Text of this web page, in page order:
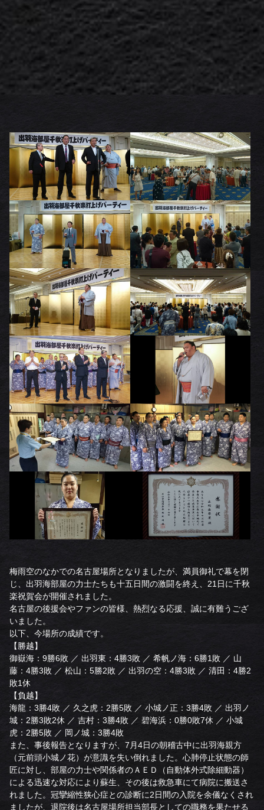
梅雨空のなかでの名古屋場所となりましたが、満員御礼で幕を閉
じ、出羽海部屋の力士たちも十五日間の激闘を終え、21日に千秋
楽祝賀会が開催されました。
名古屋の後援会やファンの皆様、熱烈なる応援、誠に有難うござ
いました。
以下、今場所の成績です。
【勝越】
御嶽海：9勝6敗 ／ 出羽東：4勝3敗 ／ 希帆ノ海：6勝1敗 ／ 山
藤：4勝3敗 ／ 松山：5勝2敗 ／ 出羽の空：4勝3敗 ／ 清田：4勝2
敗1休
【負越】
海龍：3勝4敗 ／ 久之虎：2勝5敗 ／ 小城ノ正：3勝4敗 ／ 出羽ノ
城：2勝3敗2休 ／ 吉村：3勝4敗 ／ 碧海浜：0勝0敗7休 ／ 小城
虎：2勝5敗 ／ 岡ノ城：3勝4敗
また、事後報告となりますが、7月4日の朝稽古中に出羽海親方
（元前頭小城ノ花）が意識を失い倒れました。心肺停止状態の師
匠に対し、部屋の力士や関係者のＡＥＤ（自動体外式除細動器）
による迅速な対応により蘇生、その後は救急車にて病院に搬送さ
れました。冠攣縮性狭心症との診断に2日間の入院を余儀なくされ
ましたが、退院後は名古屋場所担当部長としての職務を果たせる